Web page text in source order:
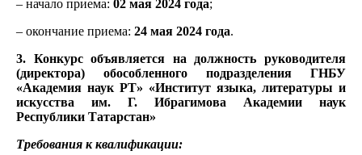
– начало приема: 02 мая 2024 года;
– окончание приема: 24 мая 2024 года.
3. Конкурс объявляется на должность руководителя
(директора) обособленного подразделения ГНБУ
«Академия наук РТ» «Институт языка, литературы и
искусства им. Г. Ибрагимова Академии наук
Республики Татарстан»
Требования к квалификации: